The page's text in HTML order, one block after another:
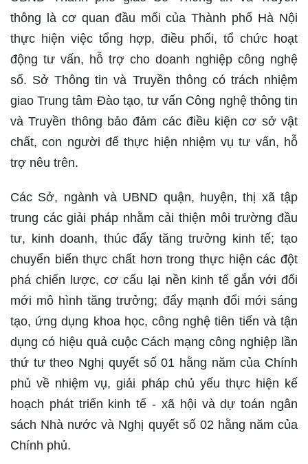
thông là cơ quan đầu mối của Thành phố Hà Nội
thực hiện việc tổng hợp, điều phối, tổ chức hoạt
động tư vấn, hỗ trợ cho doanh nghiệp công nghệ
số. Sở Thông tin và Truyền thông có trách nhiệm
giao Trung tâm Đào tạo, tư vấn Công nghệ thông tin
và Truyền thông bảo đảm các điều kiện cơ sở vật
chất, con người để thực hiện nhiệm vụ tư vấn, hỗ
trợ nêu trên.
Các Sở, ngành và UBND quận, huyện, thị xã tập
trung các giải pháp nhằm cải thiện môi trường đầu
tư, kinh doanh, thúc đẩy tăng trưởng kinh tế; tạo
chuyển biến thực chất hơn trong thực hiện các đột
phá chiến lược, cơ cấu lại nền kinh tế gắn với đổi
mới mô hình tăng trưởng; đẩy mạnh đổi mới sáng
tạo, ứng dụng khoa học, công nghệ tiên tiến và tận
dụng có hiệu quả cuộc Cách mạng công nghiệp lần
thứ tư theo Nghị quyết số 01 hằng năm của Chính
phủ về nhiệm vụ, giải pháp chủ yếu thực hiện kế
hoạch phát triển kinh tế - xã hội và dự toán ngân
sách Nhà nước và Nghị quyết số 02 hằng năm của
Chính phủ.